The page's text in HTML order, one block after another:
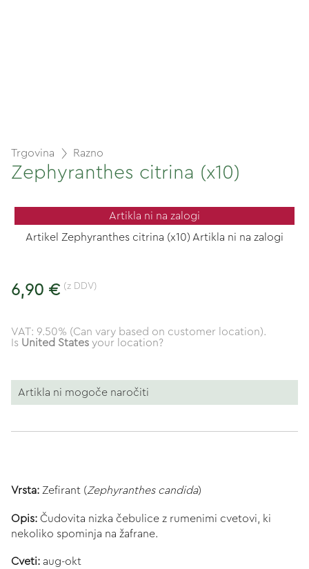
Trgovina Razno
Zephyranthes citrina (x10)
Artikla ni na zalogi
Artikel Zephyranthes citrina (x10) Artikla ni na zalogi
6,90 € (z DDV)
VAT: 9.50% (Can vary based on customer location).
Is United States your location?
Artikla ni mogoče naročiti
Vrsta: Zefirant (Zephyranthes candida)
Opis: Čudovita nizka čebulice z rumenimi cvetovi, ki
nekoliko spominja na žafrane.
Cveti: aug-okt